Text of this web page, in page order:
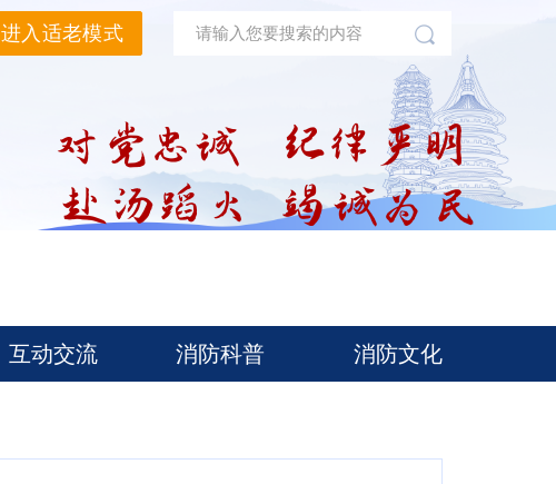
进入适老模式
互动交流 消防科普 消防文化